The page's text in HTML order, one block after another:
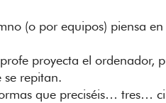
(o por equipos) piensa
proyecta el ordenador,
se repitan.
que preciséis… tres…